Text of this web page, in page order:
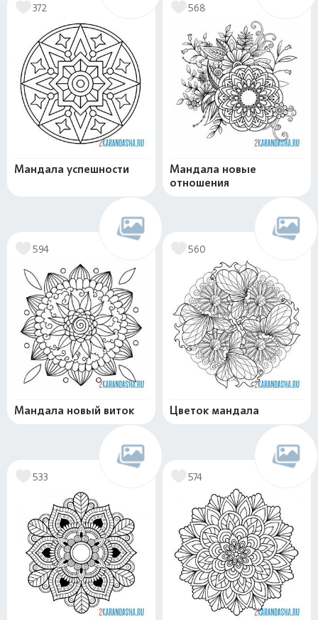
372
Мандала успешности
568
Мандала новые
отношения
594
Мандала новый виток
560
Цветок мандала
533 574